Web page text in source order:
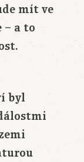
mít ve
a to
byl